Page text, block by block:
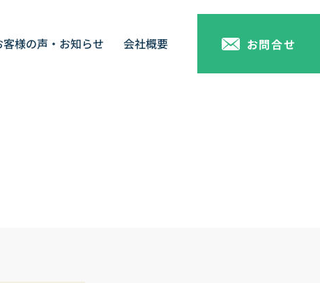
客様の声・お知らせ 会社概要 お問合せ